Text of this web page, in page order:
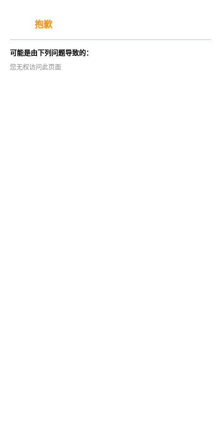
抱歉
可能是由下列问题导致的：
您无权访问此页面